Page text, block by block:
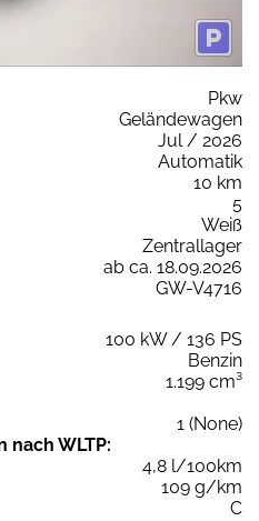
Pkw
Geländewagen
Jul / 2026
Automatik
10 km
5
Weiß
Zentrallager
ab ca. 18.09.2026
GW-V4716
100 kW / 136 PS
Benzin
1.199 cm³
1 (None)
nach WLTP:
4,8 l/100km
109 g/km
C